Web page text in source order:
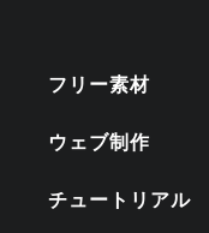
フリー素材
ウェブ制作
チュートリアル